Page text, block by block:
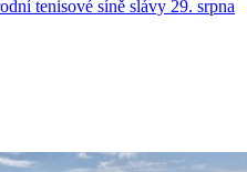
tenisové síně slávy 29. srpna